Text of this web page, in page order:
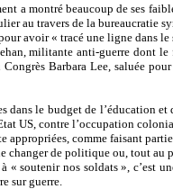
montré beaucoup de ses
au travers de la bureaucratie
avoir « tracé une ligne dans
militante anti-guerre dont
Barbara Lee, saluée
le budget de l’éducation
US, contre l’occupation
comme faisant
de politique ou, tout au
soutenir nos soldats », c’est
sur guerre.